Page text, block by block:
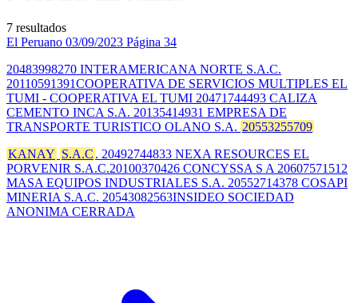
7 resultados
El Peruano 03/09/2023 Página 34
20483998270 INTERAMERICANA NORTE S.A.C.
20110591391COOPERATIVA DE SERVICIOS MULTIPLES EL
TUMI - COOPERATIVA EL TUMI 20471744493 CALIZA
CEMENTO INCA S.A. 20135414931 EMPRESA DE
TRANSPORTE TURISTICO OLANO S.A. 20553255709
KANAY S.A.C . 20492744833 NEXA RESOURCES EL
PORVENIR S.A.C.20100370426 CONCYSSA S A 20607571512
MASA EQUIPOS INDUSTRIALES S.A. 20552714378 COSAPI
MINERIA S.A.C. 20543082563INSIDEO SOCIEDAD
ANONIMA CERRADA